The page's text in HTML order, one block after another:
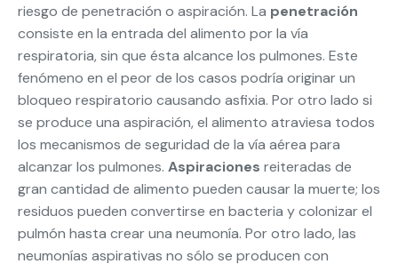
riesgo de penetración o aspiración. La penetración
consiste en la entrada del alimento por la vía
respiratoria, sin que ésta alcance los pulmones. Este
fenómeno en el peor de los casos podría originar un
bloqueo respiratorio causando asfixia. Por otro lado si
se produce una aspiración, el alimento atraviesa todos
los mecanismos de seguridad de la vía aérea para
alcanzar los pulmones. Aspiraciones reiteradas de
gran cantidad de alimento pueden causar la muerte; los
residuos pueden convertirse en bacteria y colonizar el
pulmón hasta crear una neumonía. Por otro lado, las
neumonías aspirativas no sólo se producen con